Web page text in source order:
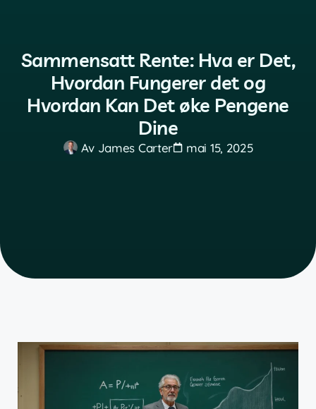
Sammensatt Rente: Hva er Det,
Hvordan Fungerer det og
Hvordan Kan Det øke Pengene
Dine
AvJames Carter mai 15, 2025